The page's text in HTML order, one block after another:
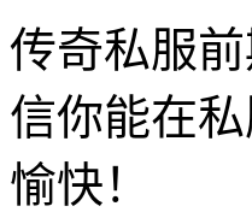
传奇私服
信你能在
愉快！